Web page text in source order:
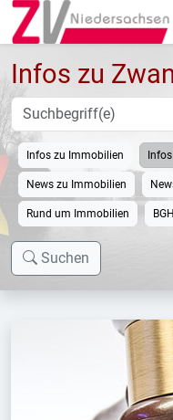
Infos zu
Infos zu Immobilien
News zu Immobilien
Rund um Immobilien
Suchen